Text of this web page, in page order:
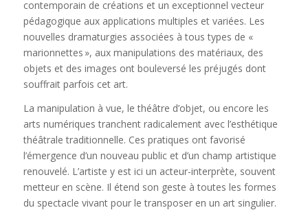
contemporain de créations et un exceptionnel vecteur
pédagogique aux applications multiples et variées. Les
nouvelles dramaturgies associées à tous types de «
marionnettes », aux manipulations des matériaux, des
objets et des images ont bouleversé les préjugés dont
souffrait parfois cet art.
La manipulation à vue, le théâtre d’objet, ou encore les
arts numériques tranchent radicalement avec l’esthétique
théâtrale traditionnelle. Ces pratiques ont favorisé
l’émergence d’un nouveau public et d’un champ artistique
renouvelé. L’artiste y est ici un acteur-interprète, souvent
metteur en scène. Il étend son geste à toutes les formes
du spectacle vivant pour le transposer en un art singulier.